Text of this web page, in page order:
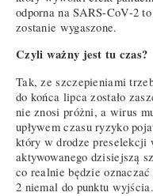
odporna na SARS-CoV-2
zostanie wygaszone.
Czyli ważny jest tu czas?
Tak, ze szczepieniami
do końca lipca zostało
nie znosi próżni, a wirus
upływem czasu ryzyko
który w drodze preselekcji
aktywowanego dzisiejszą
co realnie będzie
2 niemal do punktu wyjścia.